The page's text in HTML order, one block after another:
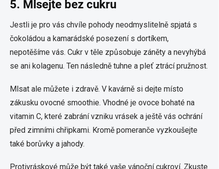
5. Mlsejte bez cukru
Jestli je pro vás chvíle pohody neodmyslitelně spjatá s
čokoládou a kamarádské posezení s dortíkem,
nepotěšíme vás. Cukr v těle způsobuje záněty a nevyhýbá
se ani kolagenu. Ten následně tuhne a pleť ztrácí pružnost.
Mlsat ale můžete i zdravě. V kavárně si dejte místo
zákusku ovocné smoothie. Vhodné je ovoce bohaté na
vitamin C, které zabrání vzniku vrásek a ještě vás ochrání
před zimními chřipkami. Kromě pomeranče vyzkoušejte
také borůvky a jahody.
Protivráskové může být také vaše vánoční cukroví. Zkuste